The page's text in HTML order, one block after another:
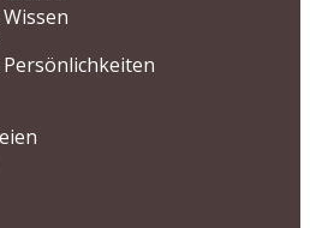
Persönlichkeiten